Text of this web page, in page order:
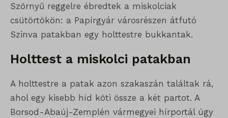
Szörnyű reggelre ébredtek a miskolciak
csütörtökön: a Papírgyár városrészen átfutó
Szinva patakban egy holttestre bukkantak.
Holttest a miskolci patakban
A holttestre a patak azon szakaszán találtak rá,
ahol egy kisebb híd köti össze a két partot. A
Borsod-Abaúj-Zemplén vármegyei hírportál úgy